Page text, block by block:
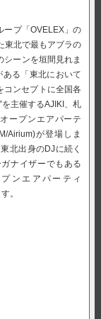
ープ「OVELEX」の
東北で最もアブラの
ーンを垣間見れま
る「東北において
コンセプトに全国各
主催するAJIKI、札
ープンエアパーテ
Airium)が登場しま
北出身のDJに続く
ナイザーでもある
ンエアパーティ
。